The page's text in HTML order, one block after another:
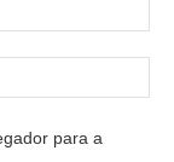
para a